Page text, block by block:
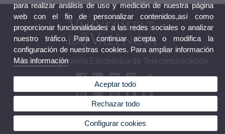
Grado en Ingeniería Electrónica de Telecomunicación
© 2026 UV. - Av. de la Universitat, s/n 46100 Burjassot. Valencia. Tel (+34) 963 54 32 10
para realizar análisis de uso y medición de nuestra página
web con el fin de personalizar contenidos,así como
proporcionar funcionalidades a las redes sociales o analizar
nuestro tráfico. Para continuar acepta o modifica la
configuración de nuestras cookies. Para ampliar información
Más información
Aceptar todo
Rechazar todo
Configurar cookies